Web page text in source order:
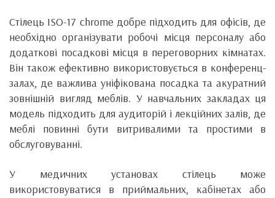
Стілець ISO-17 chrome добре підходить для офісів, де
необхідно організувати робочі місця персоналу або
додаткові посадкові місця в переговорних кімнатах.
Він також ефективно використовується в конференц-
залах, де важлива уніфікована посадка та акуратний
зовнішній вигляд меблів. У навчальних закладах ця
модель підходить для аудиторій і лекційних залів, де
меблі повинні бути витривалими та простими в
обслуговуванні.
У медичних установах стілець може
використовуватися в приймальних, кабінетах або